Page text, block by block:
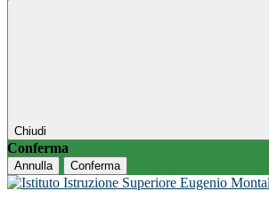
Chiudi
Conferma
Annulla Conferma